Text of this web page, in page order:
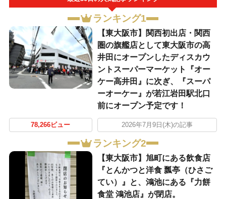
ランキング1
【東大阪市】関西初出店・関西
圏の旗艦店として東大阪市の高
井田にオープンしたディスカウ
ントスーパーマーケット『オー
ケー高井田』に次ぎ、『スーパ
ーオーケー』が若江岩田駅北口
前にオープン予定です！
78,266ビュー 2026年7月9日(木)の記事
ランキング2
【東大阪市】旭町にある飲食店
『とんかつと洋食 瓢亭（ひさご
てい）』と、鴻池にある『力餅
食堂 鴻池店』が閉店。